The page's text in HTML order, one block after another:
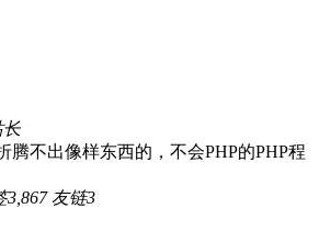
长
腾不出像样东西的，不会PHP的PHP程
3,867 友链3